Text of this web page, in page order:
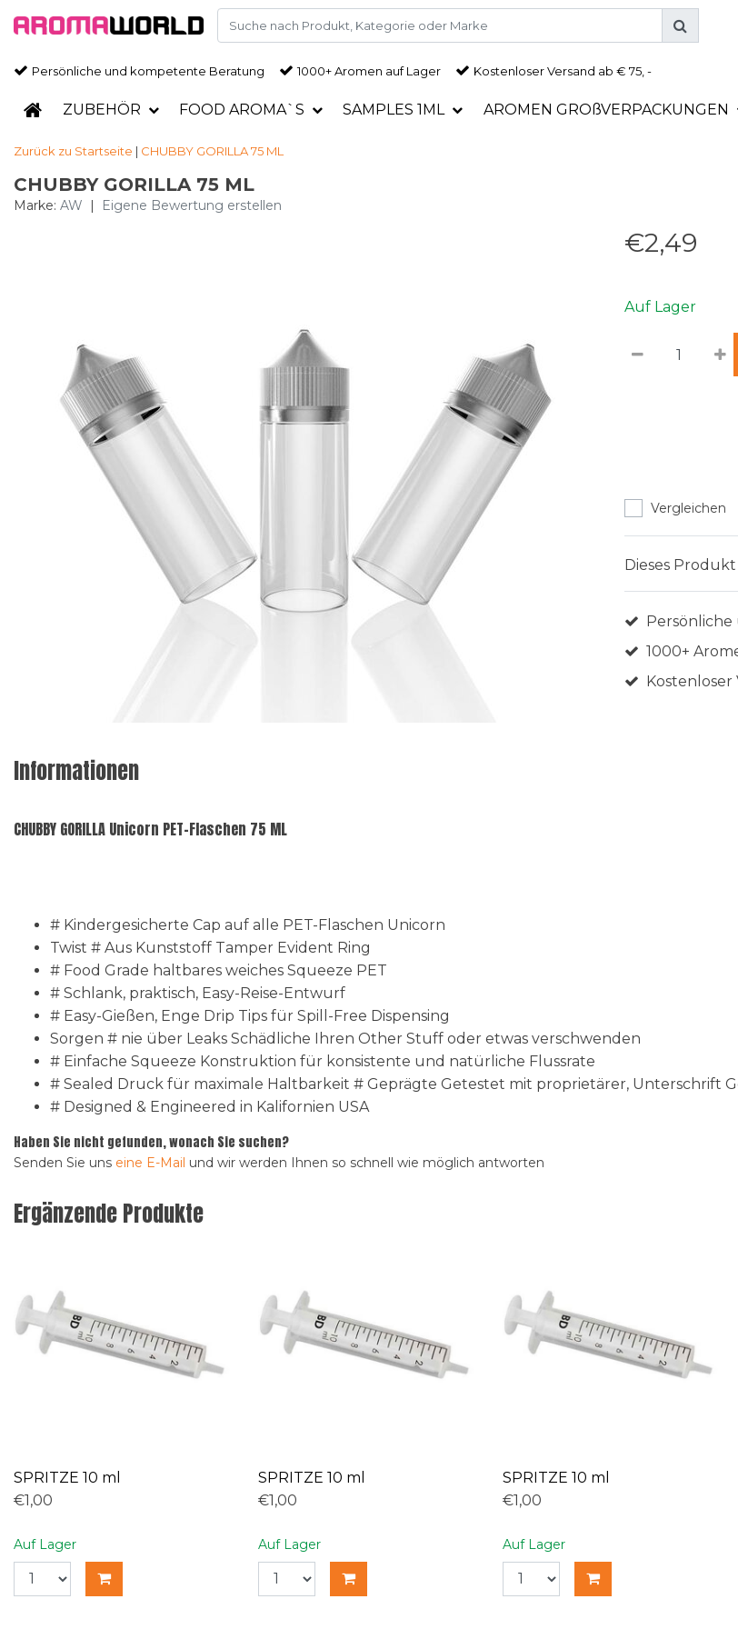
Persönliche und kompetente Beratung 1000+ Aromen auf Lager Kostenloser Versand ab € 75, -
ZUBEHÖR FOOD AROMA`S SAMPLES 1ML AROMEN GROßVERPACKUNGEN
Zurück zu Startseite | CHUBBY GORILLA 75 ML
CHUBBY GORILLA 75 ML
Marke: AW | Eigene Bewertung erstellen
€2,49
Auf Lager
Vergleichen
Dieses
1000+
Kostenloser
Informationen
CHUBBY GORILLA Unicorn PET-Flaschen 75 ML
# Kindergesicherte Cap auf alle PET-Flaschen Unicorn
Twist # Aus Kunststoff Tamper Evident Ring
# Food Grade haltbares weiches Squeeze PET
# Schlank, praktisch, Easy-Reise-Entwurf
# Easy-Gießen, Enge Drip Tips für Spill-Free Dispensing
Sorgen # nie über Leaks Schädliche Ihren Other Stuff oder etwas verschwenden
# Einfache Squeeze Konstruktion für konsistente und natürliche Flussrate
# Sealed Druck für maximale Haltbarkeit # Geprägte Getestet mit proprietärer, Unterschrift
# Designed & Engineered in Kalifornien USA
Haben Sie nicht gefunden, wonach Sie suchen?
Senden Sie uns eine E-Mail und wir werden Ihnen so schnell wie möglich antworten
Ergänzende Produkte
SPRITZE 10 ml
€1,00
Auf Lager
SPRITZE 10 ml
€1,00
Auf Lager
SPRITZE 10 ml
€1,00
Auf Lager